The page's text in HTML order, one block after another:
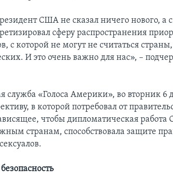
США не сказал ничего нового, а
сферу распространения
с которой не могут не считаться
И это очень важно для нас», –
служба «Голоса Америки», во вторник 6
в которой потребовал от
чтобы дипломатическая
странам, способствовала защите